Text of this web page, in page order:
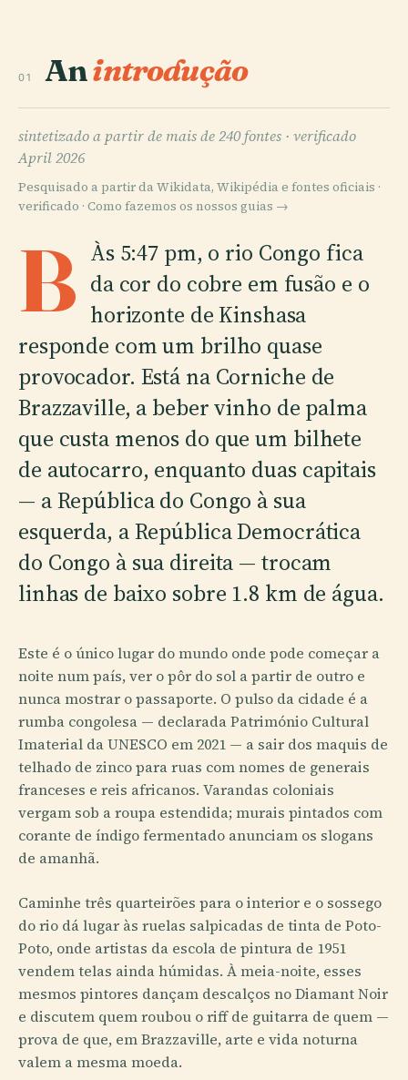
01 Anintrodução
sintetizado a partir de mais de 240 fontes · verificado
April 2026
Pesquisado a partir da Wikidata, Wikipédia e fontes oficiais ·
verificado · Como fazemos os nossos guias →
B Às 5:47 pm, o rio Congo fica
da cor do cobre em fusão e o
horizonte de Kinshasa
responde com um brilho quase
provocador. Está na Corniche de
Brazzaville, a beber vinho de palma
que custa menos do que um bilhete
de autocarro, enquanto duas capitais
— a República do Congo à sua
esquerda, a República Democrática
do Congo à sua direita — trocam
linhas de baixo sobre 1.8 km de água.
Este é o único lugar do mundo onde pode começar a
noite num país, ver o pôr do sol a partir de outro e
nunca mostrar o passaporte. O pulso da cidade é a
rumba congolesa — declarada Património Cultural
Imaterial da UNESCO em 2021 — a sair dos maquis de
telhado de zinco para ruas com nomes de generais
franceses e reis africanos. Varandas coloniais
vergam sob a roupa estendida; murais pintados com
corante de índigo fermentado anunciam os slogans
de amanhã.
Caminhe três quarteirões para o interior e o sossego
do rio dá lugar às ruelas salpicadas de tinta de Poto-
Poto, onde artistas da escola de pintura de 1951
vendem telas ainda húmidas. À meia-noite, esses
mesmos pintores dançam descalços no Diamant Noir
e discutem quem roubou o riff de guitarra de quem —
prova de que, em Brazzaville, arte e vida noturna
valem a mesma moeda.